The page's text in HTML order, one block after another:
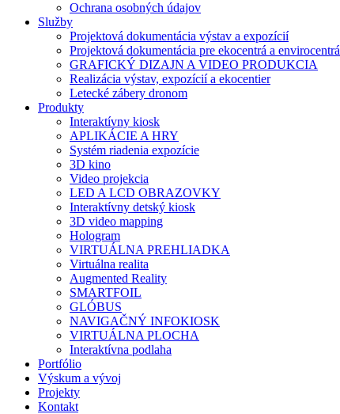
Ochrana osobných údajov
Služby
Projektová dokumentácia výstav a expozícií
Projektová dokumentácia pre ekocentrá a envirocentrá
GRAFICKÝ DIZAJN A VIDEO PRODUKCIA
Realizácia výstav, expozícií a ekocentier
Letecké zábery dronom
Produkty
Interaktívny kiosk
APLIKÁCIE A HRY
Systém riadenia expozície
3D kino
Video projekcia
LED A LCD OBRAZOVKY
Interaktívny detský kiosk
3D video mapping
Hologram
VIRTUÁLNA PREHLIADKA
Virtuálna realita
Augmented Reality
SMARTFOIL
GLÓBUS
NAVIGAČNÝ INFOKIOSK
VIRTUÁLNA PLOCHA
Interaktívna podlaha
Portfólio
Výskum a vývoj
Projekty
Kontakt